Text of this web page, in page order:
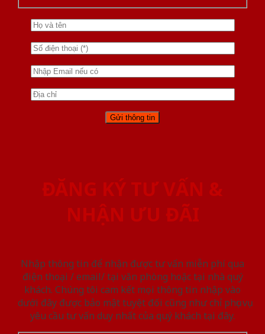
ĐĂNG KÝ TƯ VẤN &
NHẬN ƯU ĐÃI
Nhập thông tin để nhận được tư vấn miễn phí qua
điện thoại / email/ tại văn phòng hoặc tại nhà quý
khách. Chúng tôi cam kết mọi thông tin nhập vào
dưới đây được bảo mật tuyệt đối cũng như chỉ phục vụ
yêu cầu tư vấn duy nhất của quý khách tại đây.